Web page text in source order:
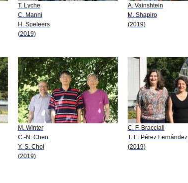
T. Lyche
C. Manni
H. Speleers
(2019)
A. Vainshtein
M. Shapiro
(2019)
M. Winter
C.-N. Chen
Y.-S. Choi
(2019)
C. F. Bracciali
T. E. Pérez Fernández
(2019)